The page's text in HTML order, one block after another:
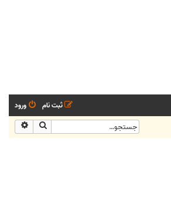
ورود
ثبت نام
جستجو